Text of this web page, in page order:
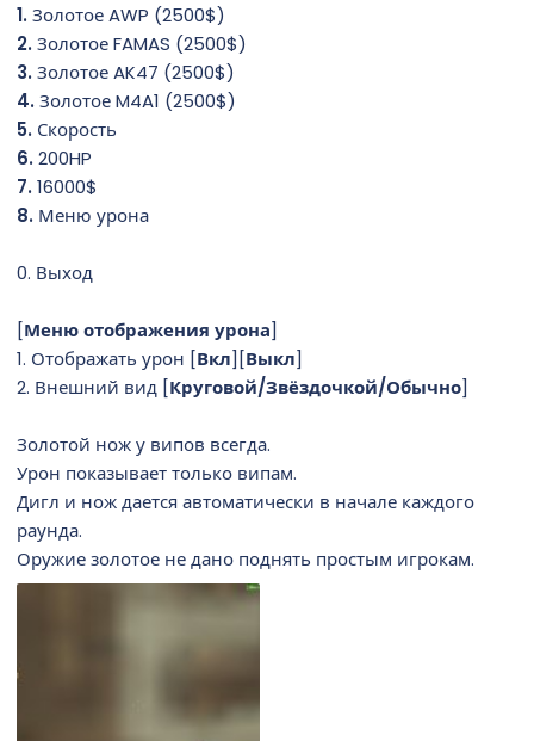
а
н
я
1.Золотое AWP (2500$)
2.Золотое FAMAS (2500$)
3.Золотое AK47 (2500$)
4.Золотое M4A1 (2500$)
5. Скорость
6.200HP
7.16000$
8. Меню урона
0. Выход
[Меню отображения урона]
1. Отображать урон [Вкл][Выкл]
2. Внешний вид [Круговой/Звёздочкой/Обычно]
Золотой нож у випов всегда.
Урон показывает только випам.
Дигл и нож дается автоматически в начале каждого
раунда.
Оружие золотое не дано поднять простым игрокам.